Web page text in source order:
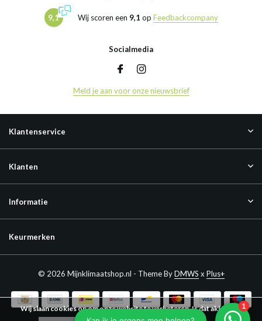
9,1 Wij scoren een 9,1 op Feedbackcompany
Socialmedia
Meld je aan voor onze nieuwsbrief
Klantenservice
Klanten
Informatie
Keurmerken
© 2026 Mijnklimaatshop.nl - Theme ByDMWS x Plus+
Wij slaan cookies op om onze website te verbeteren. Is dat akkoord?